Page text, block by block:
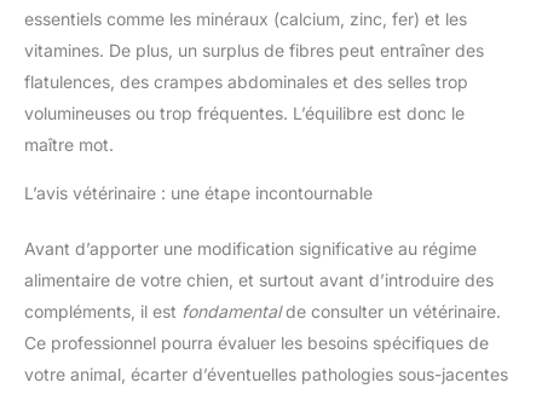
essentiels comme les minéraux (calcium, zinc, fer) et les
vitamines. De plus, un surplus de fibres peut entraîner des
flatulences, des crampes abdominales et des selles trop
volumineuses ou trop fréquentes. L’équilibre est donc le
maître mot.
L’avis vétérinaire : une étape incontournable
Avant d’apporter une modification significative au régime
alimentaire de votre chien, et surtout avant d’introduire des
compléments, il est fondamentalde consulter un vétérinaire.
Ce professionnel pourra évaluer les besoins spécifiques de
votre animal, écarter d’éventuelles pathologies sous-jacentes